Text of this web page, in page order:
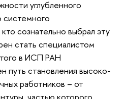
углубленного
системного
сознательно выбрал эту
стать специалистом
в ИСП РАН
путь становления высоко-
работников – от
частью которого